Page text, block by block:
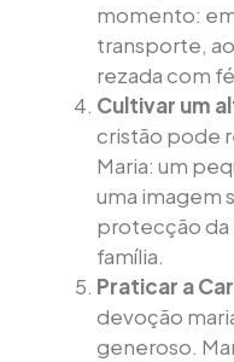
momento:
transporte,
rezada com
Cultivar um
cristão pode
Maria: um
uma imagem
protecção da
família.
Praticar a
devoção
generoso.